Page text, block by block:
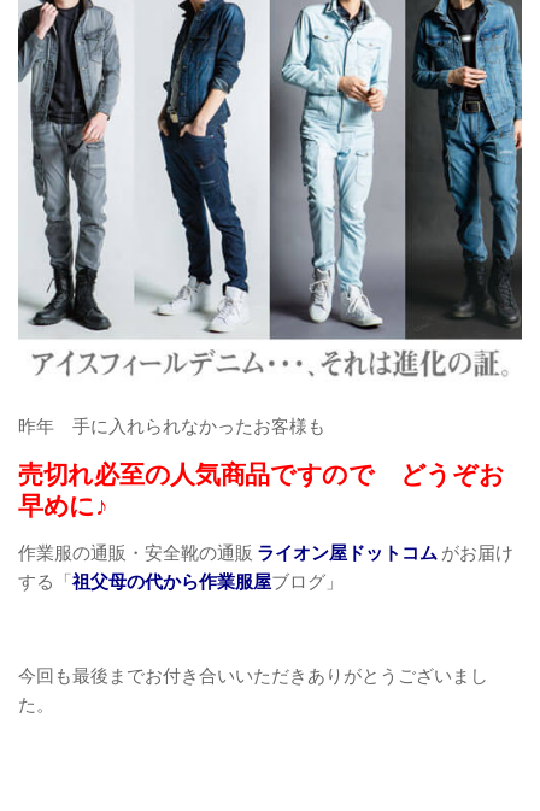
昨年 手に入れられなかったお客様も
売切れ必至の人気商品ですので どうぞお
早めに♪
作業服の通販・安全靴の通販 ライオン屋ドットコム がお届け
する「祖父母の代から作業服屋ブログ」
今回も最後までお付き合いいただきありがとうございまし
た。